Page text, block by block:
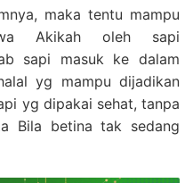
maka tentu mampu
Akikah oleh sapi
sapi masuk ke dalam
yg mampu dijadikan
yg dipakai sehat, tanpa
Bila betina tak sedang